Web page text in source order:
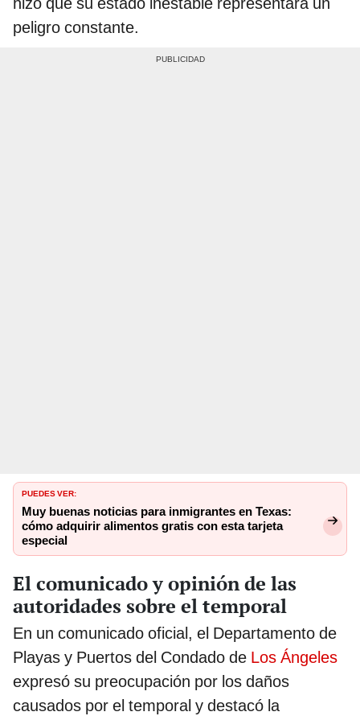
peligro constante.
PUEDES VER:
Muy buenas noticias para inmigrantes en Texas:
cómo adquirir alimentos gratis con esta tarjeta
especial
El comunicado y opinión de las
autoridades sobre el temporal
En un comunicado oficial, el Departamento de
Playas y Puertos del Condado de Los Ángeles
expresó su preocupación por los daños
causados por el temporal y destacó la